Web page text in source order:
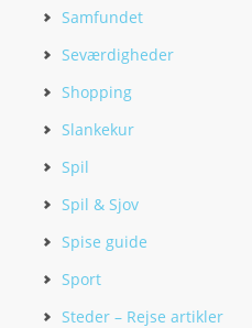
Samfundet
Seværdigheder
Shopping
Slankekur
Spil
Spil & Sjov
Spise guide
Sport
Steder – Rejse artikler